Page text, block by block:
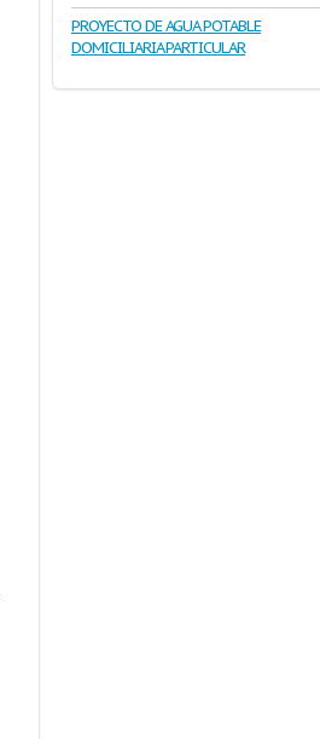
PROYECTO DE AGUA POTABLE
DOMICILIARIA PARTICULAR